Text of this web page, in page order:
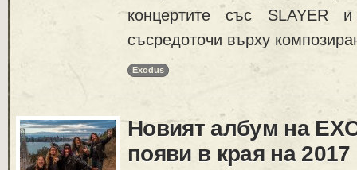
концертите със
съсредоточи върху
Exodus
Новият албум на
появи в края на 2017